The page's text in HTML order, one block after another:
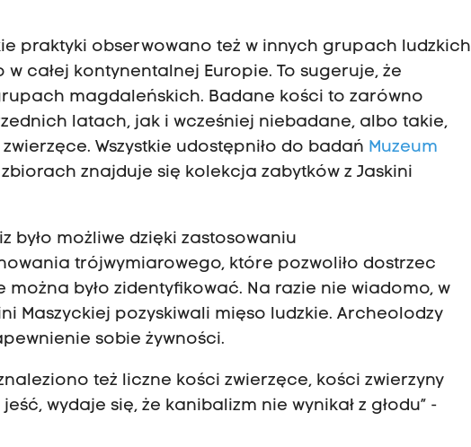
praktyki obserwowano też w innych grupach ludzkich
całej kontynentalnej Europie. To sugeruje, że
magdaleńskich. Badane kości to zarówno
latach, jak i wcześniej niebadane, albo takie,
Wszystkie udostępniło do badań Muzeum
zbiorach znajduje się kolekcja zabytków z Jaskini
było możliwe dzięki zastosowaniu
trójwymiarowego, które pozwoliło dostrzec
było zidentyfikować. Na razie nie wiadomo, w
Maszyckiej pozyskiwali mięso ludzkie. Archeolodzy
sobie żywności.
też liczne kości zwierzęce, kości zwierzyny
wydaje się, że kanibalizm nie wynikał z głodu” -